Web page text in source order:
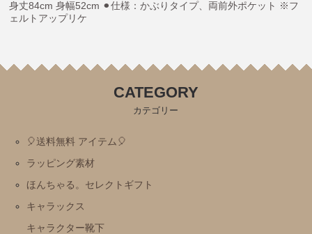
ミッフィー・Ⅾick Bruna
ねずみさんのながいパン
パンどろぼう
パンダのおさじ
身丈84cm 身幅52cm ⚫︎仕様：かぶりタイプ、両前外ポケット ※フ
ェルトアップリケ
CATEGORY
カテゴリー
🎈送料無料 アイテム🎈
ラッピング素材
ほんちゃる。セレクトギフト
キャラックス
キャラクター靴下